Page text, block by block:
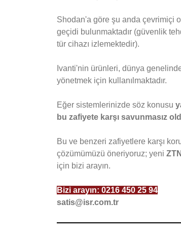
Shodan'a göre şu anda çevrimiçi
geçidi bulunmaktadır (güvenlik
tür cihazı izlemektedir).
Ivanti'nin ürünleri, dünya
yönetmek için kullanılmaktadır.
Eğer sistemlerinizde söz konusu
bu zafiyete karşı savunmasız
Bu ve benzeri zafiyetlere karşı
çözümümüzü öneriyoruz; yeni
için bizi arayın.
Bizi arayın: 0216 450 25 94
satis@isr.com.tr